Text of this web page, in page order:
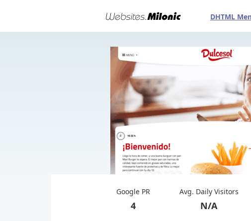
DHTML
Google PR
4
Avg. Daily Visitors
N/A